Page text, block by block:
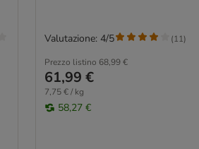
Prezzo listino 68,99 €
61,99 €
7,75 € / kg
58,27 €
Valutazione: 4/5 (11)